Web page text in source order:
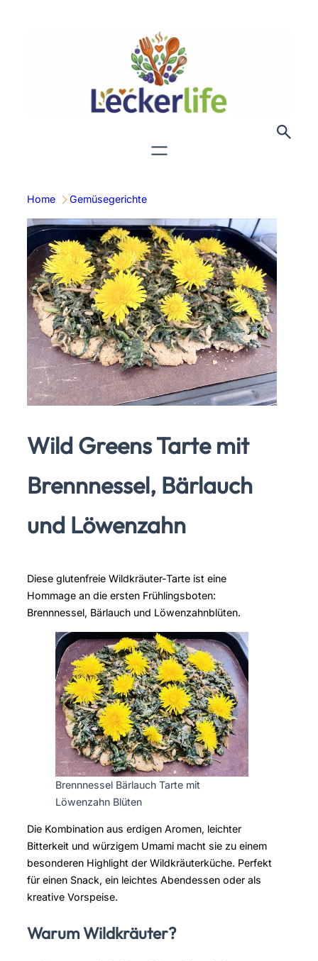
Home Gemüsegerichte
Wild Greens Tarte mit
Brennnessel, Bärlauch
und Löwenzahn
Diese glutenfreie Wildkräuter-Tarte ist eine
Hommage an die ersten Frühlingsboten:
Brennnessel, Bärlauch und Löwenzahnblüten.
Brennnessel Bärlauch Tarte mit
Löwenzahn Blüten
Die Kombination aus erdigen Aromen, leichter
Bitterkeit und würzigem Umami macht sie zu einem
besonderen Highlight der Wildkräuterküche. Perfekt
für einen Snack, ein leichtes Abendessen oder als
kreative Vorspeise.
Warum Wildkräuter?